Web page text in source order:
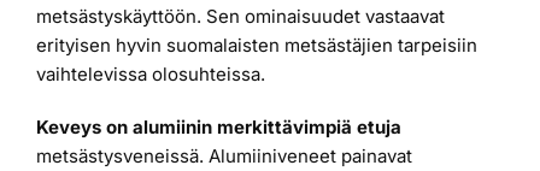
metsästyskäyttöön. Sen ominaisuudet vastaavat
erityisen hyvin suomalaisten metsästäjien tarpeisiin
vaihtelevissa olosuhteissa.
Keveys on alumiinin merkittävimpiä etuja
metsästysveneissä. Alumiiniveneet painavat